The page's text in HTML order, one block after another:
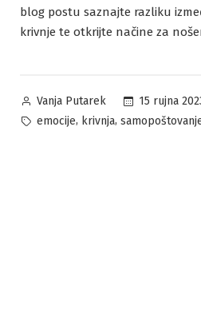
blog postu saznajte razliku
krivnje te otkrijte načine za
Posted
by
Vanja Putarek 15 rujna
Tags:
emocije, krivnja,